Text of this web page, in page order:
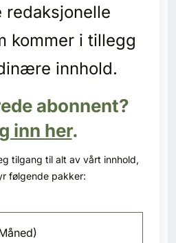
redaksjonelle
kommer i tillegg
innhold.
abonnent?
inn her.
tilgang til alt av vårt innhold,
følgende pakker: